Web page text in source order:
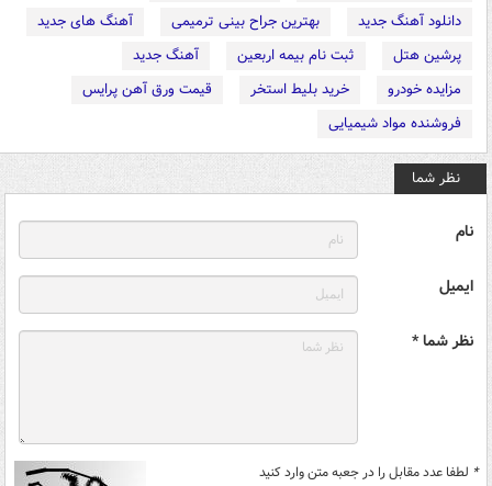
دانلود آهنگ جدید
بهترین جراح بینی ترمیمی
آهنگ های جدید
پرشین هتل
ثبت نام بیمه اربعین
آهنگ جدید
مزایده خودرو
خرید بلیط استخر
قیمت ورق آهن پرایس
فروشنده مواد شیمیایی
نظر شما
نام
ایمیل
نظر شما *
* لطفا عدد مقابل را در جعبه متن وارد کنید